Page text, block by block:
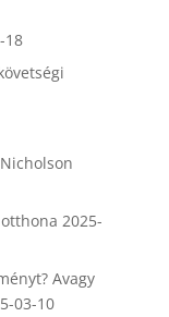
18
2025-
Avagy
03-10